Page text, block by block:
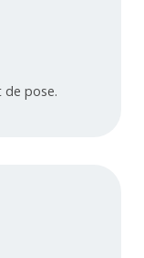
de pose.